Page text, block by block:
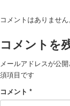
コメントはありません
コメントを
メールアドレスが公
須項目です
コメント *